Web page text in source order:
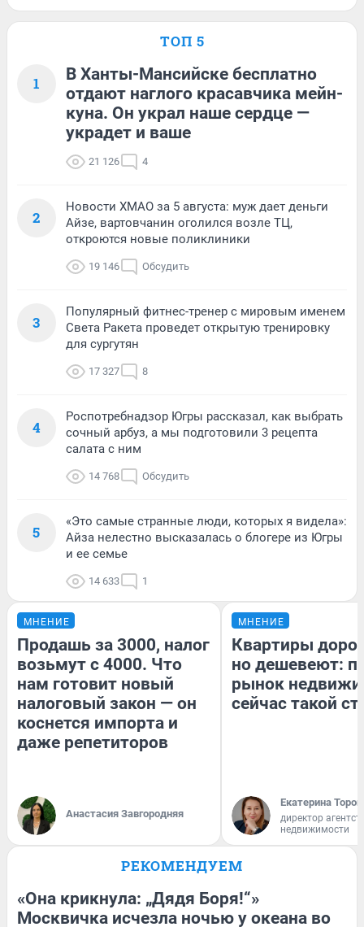
ТОП 5
1
В Ханты-Мансийске бесплатно
отдают наглого красавчика мейн-
куна. Он украл наше сердце —
украдет и ваше
21 126 4
2
Новости ХМАО за 5 августа: муж дает деньги
Айзе, вартовчанин оголился возле ТЦ,
откроются новые поликлиники
19 146 Обсудить
3
Популярный фитнес-тренер с мировым именем
Света Ракета проведет открытую тренировку
для сургутян
17 327 8
4
Роспотребнадзор Югры рассказал, как выбрать
сочный арбуз, а мы подготовили 3 рецепта
салата с ним
14 768 Обсудить
5
«Это самые странные люди, которых я видела»:
Айза нелестно высказалась о блогере из Югры
и ее семье
14 633 1
МНЕНИЕ
Продашь за 3000, налог
возьмут с 4000. Что
нам готовит новый
налоговый закон — он
коснется импорта и
даже репетиторов
Анастасия Завгородняя
МНЕНИЕ
Квартиры
но дешевеют:
рынок
сейчас такой
Екатерина
директор
недвижимости
РЕКОМЕНДУЕМ
«Она крикнула: „Дядя Боря!“»
Москвичка исчезла ночью у океана во